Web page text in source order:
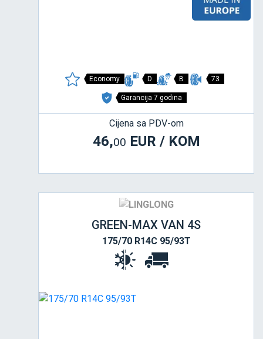
Economy D B 73
Garancija 7 godina
Cijena sa PDV-om
46,00 EUR / KOM
GREEN-MAX VAN 4S
175/70 R14C 95/93T